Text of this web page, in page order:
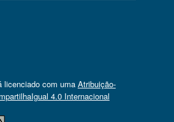
licenciado com uma Atribuição-
4.0 Internacional